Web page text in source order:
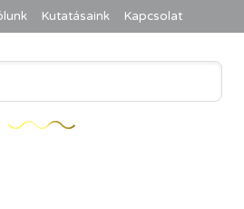
Kutatásaink Kapcsolat